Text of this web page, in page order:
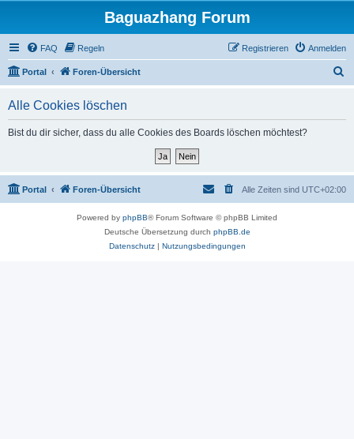
Baguazhang Forum
FAQ Regeln Anmelden
Registrieren
Portal Foren-Übersicht
Alle Cookies löschen
Bist du dir sicher, dass du alle Cookies des Boards löschen möchtest?
Portal Foren-Übersicht Alle Zeiten sind UTC+02:00
Powered by phpBB® Forum Software © phpBB Limited
Deutsche Übersetzung durch phpBB.de
Datenschutz| Nutzungsbedingungen